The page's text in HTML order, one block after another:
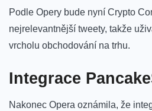
Podle Opery bude nyní Crypto
nejrelevantnější tweety, takže
vrcholu obchodování na trhu.
Integrace
Nakonec Opera oznámila, že